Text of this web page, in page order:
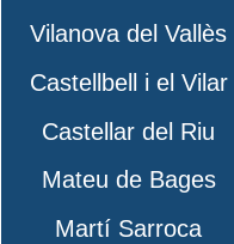
Vilanova del Vallès
Castellbell i el Vilar
Castellar del Riu
Mateu de Bages
Martí Sarroca